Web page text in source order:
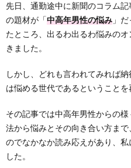
先日、通勤途中に新聞のコラム
の題材が「中高年男性の悩み 」
たところ、出るわ出るわ悩みの
きました。
しかし、どれも言われてみれば
は悩める世代であるということを
その記事では中高年男性からの
法から悩みとその向き合い方ま
のでなかなか読み応えがあり、
した。